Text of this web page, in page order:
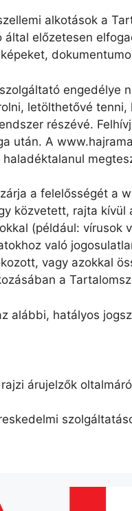
alkotások a
előzetesen
engedélye
letölthetővé
részévé.
után. A
a felelősségét a
közvetett, rajta
(például: vírusok
való
vagy azokkal
a
alábbi, hatályos
árujelzők